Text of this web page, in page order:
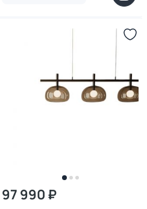
97 990 ₽